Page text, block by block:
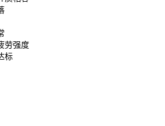
劳强度
标